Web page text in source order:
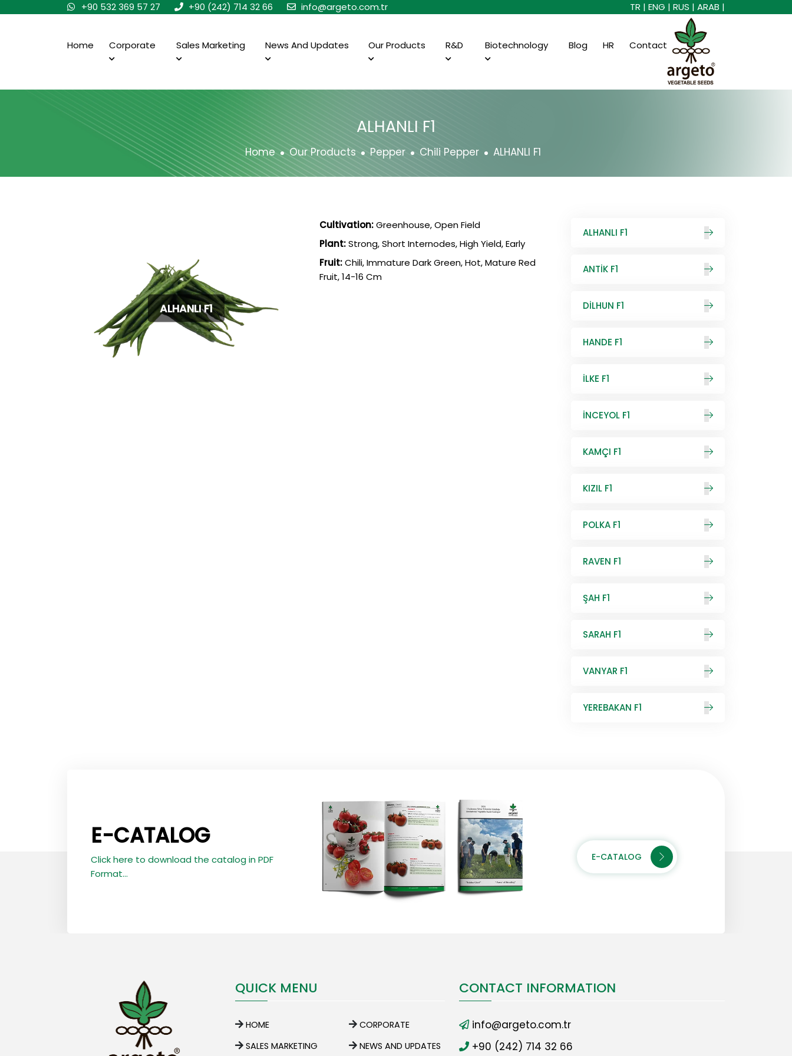
+90 532 369 57 27 +90 (242) 714 32 66 info@argeto.com.tr TR | ENG | RUS | ARAB |
Home Corporate Sales Marketing News And Updates Our Products R&D Biotechnology Blog HR Contact
ALHANLI F1
Home Our Products Pepper Chili Pepper ALHANLI F1
ALHANLI F1
Cultivation:Greenhouse, Open Field
Plant:Strong, Short Internodes, High Yield, Early
Fruit:Chili, Immature Dark Green, Hot, Mature Red
Fruit, 14-16 Cm
ALHANLI F1
ANTİK F1
DİLHUN F1
HANDE F1
İLKE F1
İNCEYOL F1
KAMÇI F1
KIZIL F1
POLKA F1
RAVEN F1
ŞAH F1
SARAH F1
VANYAR F1
YEREBAKAN F1
E-CATALOG
Click here to download the catalog in PDF
Format...
E-CATALOG
QUICK MENU
HOME
CORPORATE
SALES MARKETING
NEWS AND UPDATES
CONTACT INFORMATION
info@argeto.com.tr
+90 (242) 714 32 66